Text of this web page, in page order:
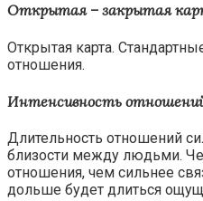
Открытая – закрытая
Открытая карта.
отношения.
Интенсивность
Длительность отношений
близости между людьми.
отношения, чем сильнее
дольше будет длиться